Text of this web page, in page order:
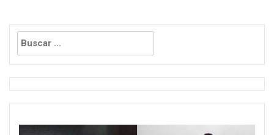
Buscar: